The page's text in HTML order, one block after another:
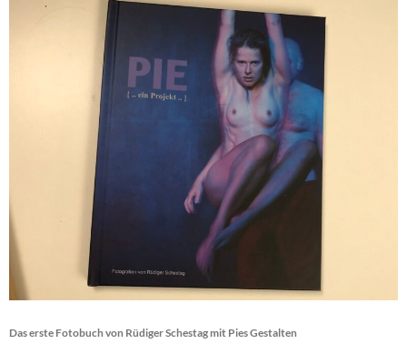
Das erste Fotobuch von Rüdiger Schestag mit Pies Gestalten